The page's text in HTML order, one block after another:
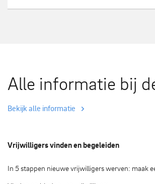
Alle informatie bij
Bekijk alle informatie
Vrijwilligers vinden en begeleiden
In 5 stappen nieuwe vrijwilligers werven: maak